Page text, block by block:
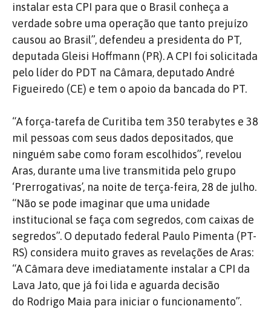
instalar esta CPI para que o Brasil conheça a
verdade sobre uma operação que tanto prejuízo
causou ao Brasil”, defendeu a presidenta do PT,
deputada Gleisi Hoffmann (PR). A CPI foi solicitada
pelo líder do PDT na Câmara, deputado André
Figueiredo (CE) e tem o apoio da bancada do PT.
“A força-tarefa de Curitiba tem 350 terabytes e 38
mil pessoas com seus dados depositados, que
ninguém sabe como foram escolhidos”, revelou
Aras, durante uma live transmitida pelo grupo
‘Prerrogativas’, na noite de terça-feira, 28 de julho.
“Não se pode imaginar que uma unidade
institucional se faça com segredos, com caixas de
segredos”. O deputado federal Paulo Pimenta (PT-
RS) considera muito graves as revelações de Aras:
“A Câmara deve imediatamente instalar a CPI da
Lava Jato, que já foi lida e aguarda decisão
do Rodrigo Maia para iniciar o funcionamento”.